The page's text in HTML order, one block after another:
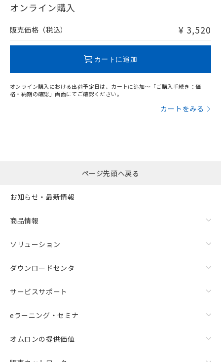
在庫等で未対応品が混在する可能性があります。
問い合わせください。
オンライン購入
販売価格（税込） ¥ 3,520
カートに追加
オンライン購入における出荷予定日は、カートに追加～「ご購入手続き：価
格・納期の確認」画面にてご確認ください。
カートをみる
ページ先頭へ戻る
お知らせ・最新情報
商品情報
ソリューション
ダウンロードセンタ
サービスサポート
eラーニング・セミナ
オムロンの提供価値